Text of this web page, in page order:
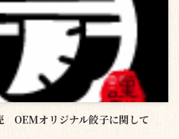
OEMオリジナル餃子に関して